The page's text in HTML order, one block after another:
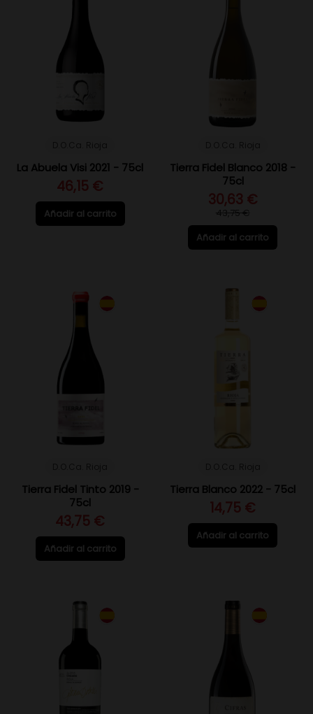
La Abuela Visi 2021 - 75cl
46,15 €
Añadir al carrito
Tierra Fidel Blanco 2018 -
75cl
30,63 €
43,75 €
Añadir al carrito
Tierra Fidel Tinto 2019 -
75cl
43,75 €
Añadir al carrito
Tierra Blanco 2022 - 75cl
14,75 €
Añadir al carrito